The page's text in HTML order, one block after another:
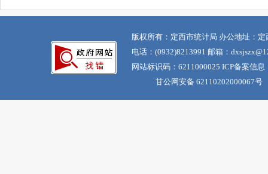
版权所有：定西市统计局 办公地址：
电话：(0932)8213991 邮箱：
网站标识码：6211000025 ICP备案信息
甘公网安备 62110202000067号